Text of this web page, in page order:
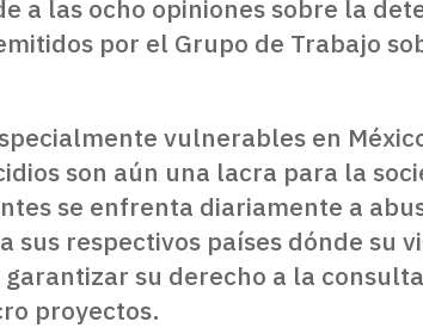
a las ocho opiniones sobre la
por el Grupo de Trabajo
vulnerables en
son aún una lacra para la
se enfrenta diariamente a
sus respectivos países dónde su
su derecho a la
proyectos.